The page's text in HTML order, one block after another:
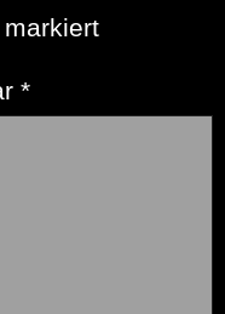
markiert
*